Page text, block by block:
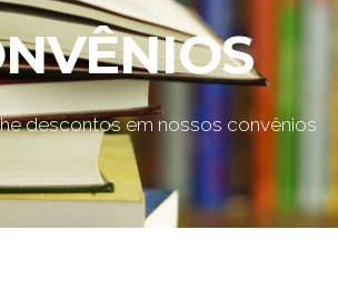
descontos em nossos convênios